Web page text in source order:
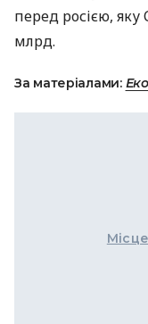
перед росією, яку
млрд.
За матеріалами: